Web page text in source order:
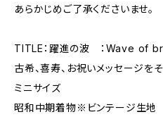
あらかじめご了承くださいませ。
TITLE：躍進の波 ：Wave of
古希、喜寿、お祝いメッセージをそ
ミニサイズ
昭和中期着物※ビンテージ生地